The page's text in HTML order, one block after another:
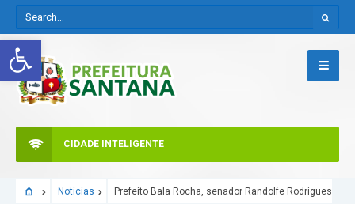
Abrir a barra de ferramentas
CIDADE INTELIGENTE
Noticias Prefeito Bala Rocha, senador Randolfe Rodrigues